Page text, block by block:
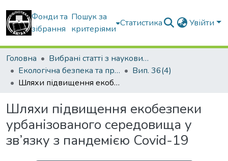
Фонди та
зібрання
Пошук за
критеріями
Статистика Увійти
Головна
Вибрані статті з наукових збірників КНУБА
Екологічна безпека та природокористування
Вип. 36(4)
Шляхи підвищення екобезпеки урбанізованого середовища у зв’язку з пандемією Covid-19
Шляхи підвищення екобезпеки
урбанізованого середовища у
зв’язку з пандемією Covid-19